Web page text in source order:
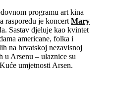
programu art kina
rasporedu je koncert Mary
Sastav djeluje kao kvintet
americane, folka i
na hrvatskoj nezavisnoj
u Arsenu – ulaznice su
umjetnosti Arsen.